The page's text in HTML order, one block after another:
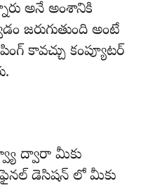
అనే అంశానికి
జరుగుతుంది అంటే
కావచ్చు కంప్యూటర్
ద్వారా మీకు
డెసిషన్ లో మీకు